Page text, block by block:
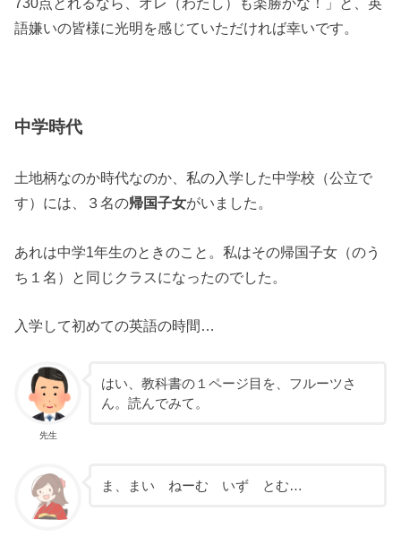
語嫌いの皆様に光明を感じていただければ幸いです。
中学時代
土地柄なのか時代なのか、私の入学した中学校（公立で
す）には、３名の帰国子女がいました。
あれは中学1年生のときのこと。私はその帰国子女（のう
ち１名）と同じクラスになったのでした。
入学して初めての英語の時間…
先生
はい、教科書の１ページ目を、フルーツさ
ん。読んでみて。
ま、まい ねーむ いず とむ…